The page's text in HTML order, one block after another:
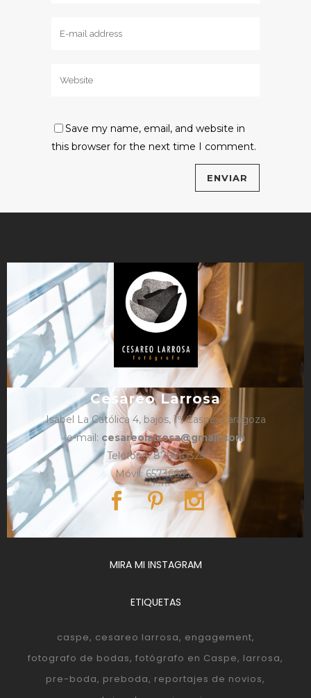
Save my name, email, and website in
this browser for the next time I comment.
Cesareo Larrosa
Isabel La Católica 4, bajos, 1º, Caspe, Zaragoza
e-mail: cesareolarrosa@gmail.com
Teléfono: 876610325
Móvil: 657366052
MIRA MI INSTAGRAM
ETIQUETAS
caspe cesareo larrosa engagement
fotografo de bodas fotógrafo en Caspe larrosa
pre-boda preboda reportajes de novios